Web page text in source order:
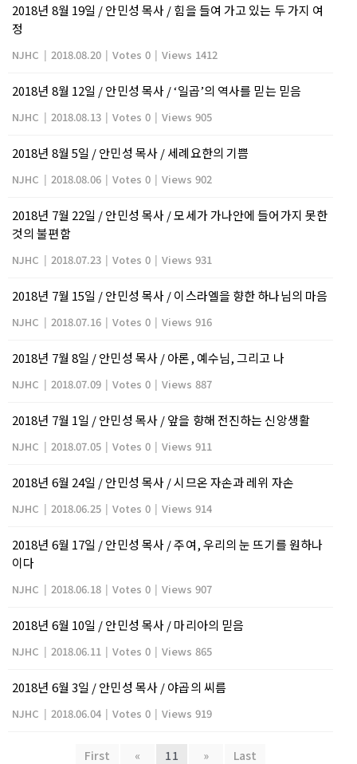
2018년 8월 19일 / 안민성 목사 / 힘을 들여 가고 있는 두 가지 여
정
NJHC | 2018.08.20 | Votes 0 | Views 1412
2018년 8월 12일 / 안민성 목사 / ‘일곱’의 역사를 믿는 믿음
NJHC | 2018.08.13 | Votes 0 | Views 905
2018년 8월 5일 / 안민성 목사 / 세례요한의 기쁨
NJHC | 2018.08.06 | Votes 0 | Views 902
2018년 7월 22일 / 안민성 목사 / 모세가 가나안에 들어가지 못한
것의 불편함
NJHC | 2018.07.23 | Votes 0 | Views 931
2018년 7월 15일 / 안민성 목사 / 이스라엘을 향한 하나님의 마음
NJHC | 2018.07.16 | Votes 0 | Views 916
2018년 7월 8일 / 안민성 목사 / 아론, 예수님, 그리고 나
NJHC | 2018.07.09 | Votes 0 | Views 887
2018년 7월 1일 / 안민성 목사 / 앞을 향해 전진하는 신앙생활
NJHC | 2018.07.05 | Votes 0 | Views 911
2018년 6월 24일 / 안민성 목사 / 시므온 자손과 레위 자손
NJHC | 2018.06.25 | Votes 0 | Views 914
2018년 6월 17일 / 안민성 목사 / 주여, 우리의 눈 뜨기를 원하나
이다
NJHC | 2018.06.18 | Votes 0 | Views 907
2018년 6월 10일 / 안민성 목사 / 마리아의 믿음
NJHC | 2018.06.11 | Votes 0 | Views 865
2018년 6월 3일 / 안민성 목사 / 야곱의 씨름
NJHC | 2018.06.04 | Votes 0 | Views 919
First « 11 » Last